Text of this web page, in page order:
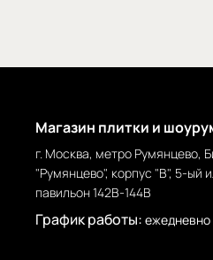
Магазин плитки и
г. Москва, метро Румянцево,
"Румянцево", корпус "В", 5-ый
павильон 142В-144В
График работы: ежедневно